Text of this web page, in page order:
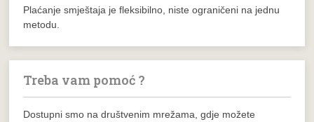
Plaćanje smještaja je fleksibilno, niste ograničeni na jednu
metodu.
Treba vam pomoć ?
Dostupni smo na društvenim mrežama, gdje možete